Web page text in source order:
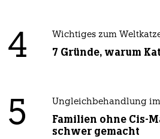
4 Wichtiges zum
7 Gründe, warum
5 Ungleichbehandlung
Familien ohne Cis-
schwer gemacht